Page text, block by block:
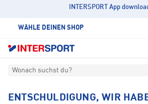
INTERSPORT App
WÄHLE DEINEN SHOP
Wonach suchst du?
ENTSCHULDIGUNG, WIR